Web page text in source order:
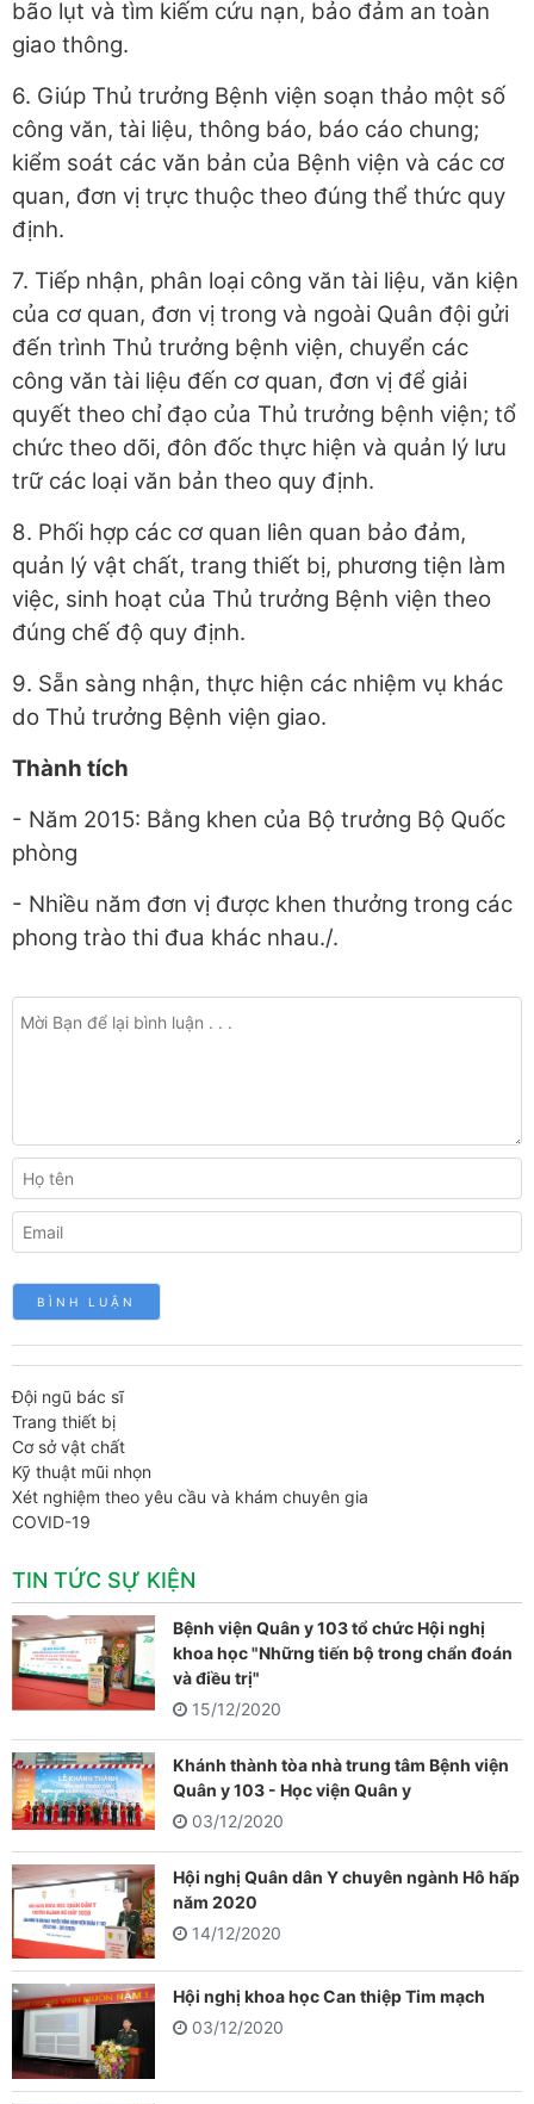
bão lụt và tìm kiếm cứu nạn, bảo đảm an toàn
giao thông.
6. Giúp Thủ trưởng Bệnh viện soạn thảo một số
công văn, tài liệu, thông báo, báo cáo chung;
kiểm soát các văn bản của Bệnh viện và các cơ
quan, đơn vị trực thuộc theo đúng thể thức quy
định.
7. Tiếp nhận, phân loại công văn tài liệu, văn kiện
của cơ quan, đơn vị trong và ngoài Quân đội gửi
đến trình Thủ trưởng bệnh viện, chuyển các
công văn tài liệu đến cơ quan, đơn vị để giải
quyết theo chỉ đạo của Thủ trưởng bệnh viện; tổ
chức theo dõi, đôn đốc thực hiện và quản lý lưu
trữ các loại văn bản theo quy định.
8. Phối hợp các cơ quan liên quan bảo đảm,
quản lý vật chất, trang thiết bị, phương tiện làm
việc, sinh hoạt của Thủ trưởng Bệnh viện theo
đúng chế độ quy định.
9. Sẵn sàng nhận, thực hiện các nhiệm vụ khác
do Thủ trưởng Bệnh viện giao.
Thành tích
- Năm 2015: Bằng khen của Bộ trưởng Bộ Quốc
phòng
- Nhiều năm đơn vị được khen thưởng trong các
phong trào thi đua khác nhau./.
Đội ngũ bác sĩ
Trang thiết bị
Cơ sở vật chất
Kỹ thuật mũi nhọn
Xét nghiệm theo yêu cầu và khám chuyên gia
COVID-19
TIN TỨC SỰ KIỆN
Bệnh viện Quân y 103 tổ chức Hội nghị
khoa học "Những tiến bộ trong chẩn đoán
và điều trị"
15/12/2020
Khánh thành tòa nhà trung tâm Bệnh viện
Quân y 103 - Học viện Quân y
03/12/2020
Hội nghị Quân dân Y chuyên ngành Hô hấp
năm 2020
14/12/2020
Hội nghị khoa học Can thiệp Tim mạch
03/12/2020